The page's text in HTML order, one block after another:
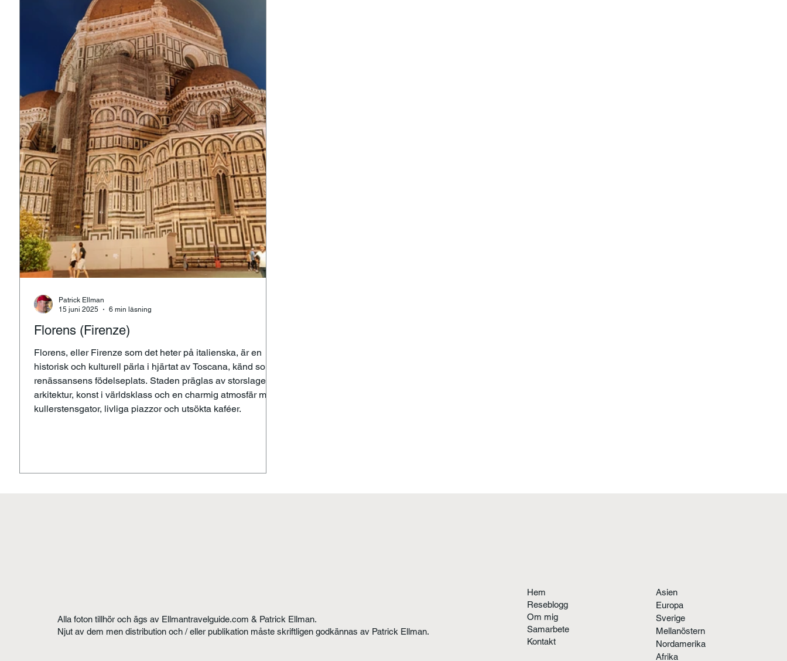
Florens (Firenze)
Florens, eller Firenze som det heter på italienska, är en
historisk och kulturell pärla i hjärtat av Toscana, känd som
renässansens födelseplats. Staden präglas av storslagen
arkitektur, konst i världsklass och en charmig atmosfär med
kullerstensgator, livliga piazzor och utsökta kaféer.
Patrick Ellman
15 juni 2025
6 min läsning
Alla foton tillhör och ägs av Ellmantravelguide.com & Patrick Ellman.
Njut av dem men distribution och / eller publikation måste skriftligen godkännas av Patrick Ellman.
Hem
Reseblogg
Om mig
Samarbete
Kontakt
Asien
Europa
Sverige
Mellanöstern
Nordamerika
Afrika